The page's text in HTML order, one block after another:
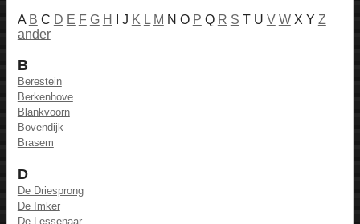
A B C D E F G H I J K L M N O P Q R S T U V WX Y Z
ander
B
Berestein
Berkenhove
Blankvoorn
Bovendijk
Brasem
D
De Driesprong
De Imker
De Lessenaar